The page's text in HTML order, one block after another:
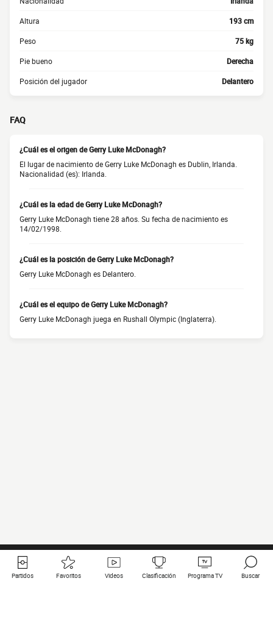
Altura 193 cm
Peso 75 kg
Pie bueno Derecha
Posición del jugador Delantero
FAQ
¿Cuál es el origen de Gerry Luke McDonagh?
El lugar de nacimiento de Gerry Luke McDonagh es Dublin, Irlanda.
Nacionalidad (es): Irlanda.
¿Cuál es la edad de Gerry Luke McDonagh?
Gerry Luke McDonagh tiene 28 años. Su fecha de nacimiento es
14/02/1998.
¿Cuál es la posición de Gerry Luke McDonagh?
Gerry Luke McDonagh es Delantero.
¿Cuál es el equipo de Gerry Luke McDonagh?
Gerry Luke McDonagh juega en Rushall Olympic (Inglaterra).
Partidos Favoritos Videos Clasificación Programa TV Buscar